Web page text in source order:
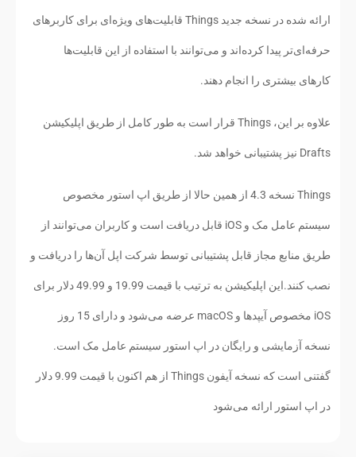
ارائه شده در نسخه جدید Things قابلیت‌های ویژه‌ای برای کاربرهای
حرفه‌ای‌تر پیدا کرده‌اند و می‌توانند با استفاده از این قابلیت‌ها
کارهای بیشتری را انجام دهند.
علاوه بر این، Things قرار است به طور کامل از طریق اپلیکیشن
Drafts نیز پشتیبانی خواهد شد.
Things نسخه 4.3 از همین حالا از طریق اپ استور مخصوص
سیستم عامل مک و iOS قابل دریافت است و کاربران می‌توانند از
طریق منابع مجاز قابل پشتیبانی توسط شرکت اپل آن‌ها را دریافت و
نصب کنند.این اپلیکیشن به ترتیب با قیمت 19.99 و 49.99 دلار برای
iOS مخصوص آیپدها و macOS عرضه می‌شود و دارای 15 روز
نسخه آزمایشی و رایگان در اپ استور سیستم عامل مک است.
گفتنی است که نسخه آیفون Things از هم اکنون با قیمت 9.99 دلار
در اپ استور ارائه می‌شود